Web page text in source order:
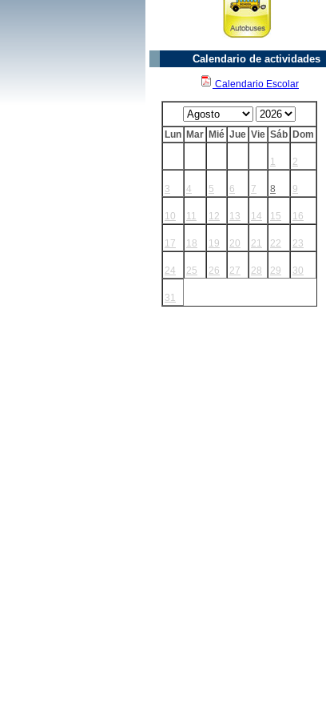
Calendario de actividades
Calendario Escolar
Lun Mar Mié Jue Vie Sáb Dom
1 2
3 4 5 6 7 8 9
10 11 12 13 14 15 16
17 18 19 20 21 22 23
24 25 26 27 28 29 30
31